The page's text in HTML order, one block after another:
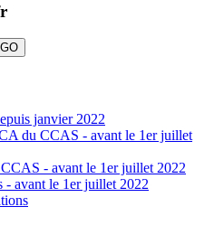
janvier 2022
du CCAS - avant le 1er juillet
- avant le 1er juillet 2022
- avant le 1er juillet 2022